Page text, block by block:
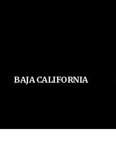
BAJA CALIFORNIA